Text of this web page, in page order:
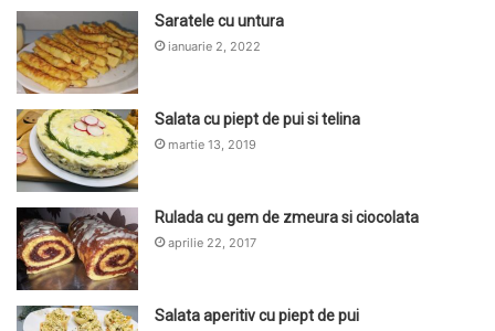
Saratele cu untura
ianuarie 2, 2022
Salata cu piept de pui si telina
martie 13, 2019
Rulada cu gem de zmeura si ciocolata
aprilie 22, 2017
Salata aperitiv cu piept de pui